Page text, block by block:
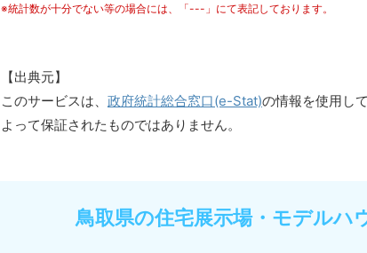
※統計数が十分でない等の場合には、「---」にて表記しております。
【出典元】
このサービスは、 政府統計総合窓口(e-Stat)の情報を使用し
よって保証されたものではありません。
鳥取県の住宅展示場・モデルハ